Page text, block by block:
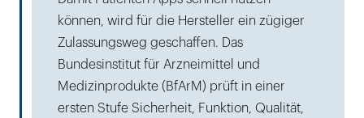
können, wird für die Hersteller ein zügiger
Zulassungsweg geschaffen. Das
Bundesinstitut für Arzneimittel und
Medizinprodukte (BfArM) prüft in einer
ersten Stufe Sicherheit, Funktion, Qualität,